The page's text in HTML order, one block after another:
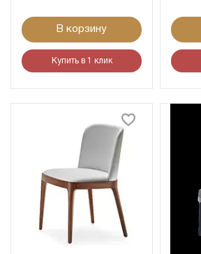
В корзину
Купить в 1 клик